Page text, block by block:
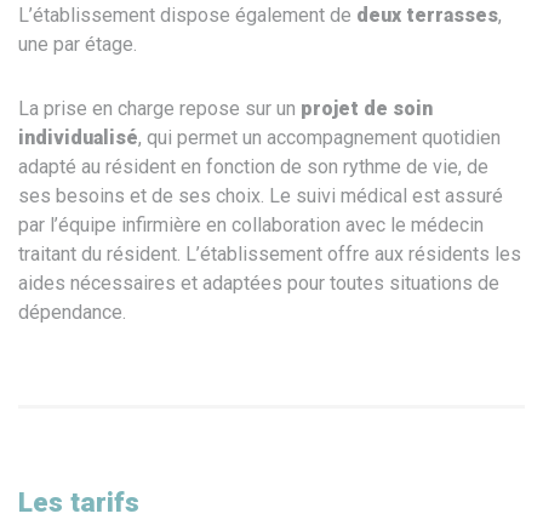
L’établissement dispose également de deux terrasses,
une par étage.
La prise en charge repose sur un projet de soin
individualisé, qui permet un accompagnement quotidien
adapté au résident en fonction de son rythme de vie, de
ses besoins et de ses choix. Le suivi médical est assuré
par l’équipe infirmière en collaboration avec le médecin
traitant du résident. L’établissement offre aux résidents les
aides nécessaires et adaptées pour toutes situations de
dépendance.
Les tarifs